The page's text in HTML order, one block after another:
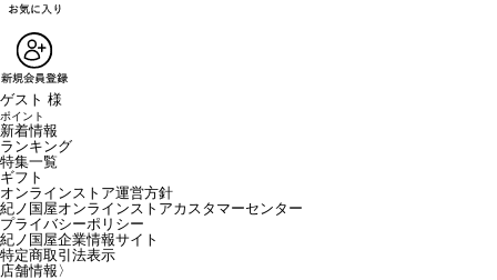
ゲスト 様
ポイント
新着情報
ランキング
特集一覧
ギフト
オンラインストア運営方針
紀ノ国屋オンラインストアカスタマーセンター
プライバシーポリシー
紀ノ国屋企業情報サイト
特定商取引法表示
店舗情報 〉